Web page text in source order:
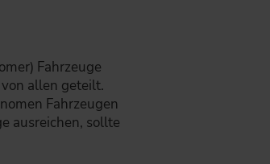
Fahrzeuge
allen geteilt.
Fahrzeugen
ausreichen, sollte